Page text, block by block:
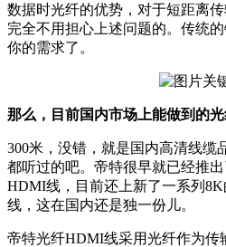
数据时光纤的优势，对于短距离
完全不用担心上述问题的。传统
你的需求了。
那么，目前国内市场上能做到的
300米，没错，就是国内高清线缆
都听过的吧。帝特很早就已经推
HDMI线，目前还上新了一系列
线，这在国内还是独一份儿。
帝特光纤HDMI线采用光纤作为传